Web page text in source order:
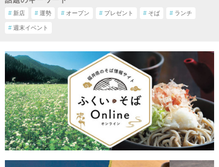
# 新店 # 運勢 # オープン # プレゼント # そば # ランチ
# 週末イベント